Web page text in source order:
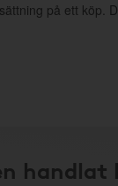
på ett köp.
handlat